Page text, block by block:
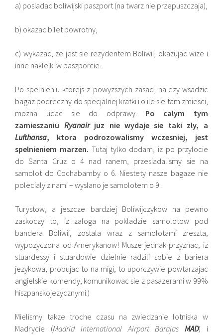
a) posiadac boliwijski paszport (na twarz nie przepuszczaja),
b) okazac bilet powrotny,
c) wykazac, ze jest sie rezydentem Boliwii, okazujac wize i
inne naklejki w paszporcie.
Po spelnieniu ktorejs z powyzszych zasad, nalezy wsadzic
bagaz podreczny do specjalnej kratki i o ile sie tam zmiesci,
mozna udac sie do odprawy. Po calym tym
zamieszaniu Ryanairjuz nie wydaje sie taki zly, a
Lufthansa, ktora podrozowalismy wczesniej, jest
spelnieniem marzen. Tutaj tylko dodam, iz po przylocie
do Santa Cruz o 4 nad ranem, przesiadalismy sie na
samolot do Cochabamby o 6. Niestety nasze bagaze nie
polecialy z nami – wyslano je samolotem o 9.
Turystow, a jeszcze bardziej Boliwijczykow na pewno
zaskoczy to, iz zaloga na pokladzie samolotow pod
bandera Boliwii, zostala wraz z samolotami zreszta,
wypozyczona od Amerykanow! Musze jednak przyznac, iz
stuardessy i stuardowie dzielnie radzili sobie z bariera
jezykowa, probujac to na migi, to uporczywie powtarzajac
angielskie komendy, komunikowac sie z pasazerami w 99%
hiszpanskojezycznymi:)
Mielismy takze troche czasu na zwiedzanie lotniska w
Madrycie (Madrid International Airport Barajas MAD) i